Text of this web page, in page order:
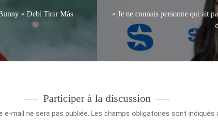
« Debí Tirar Más
« Je ne connais personne qui ait
Participer à la discussion
e-mail ne sera pas publiée. Les champs obligatoires sont indiqués